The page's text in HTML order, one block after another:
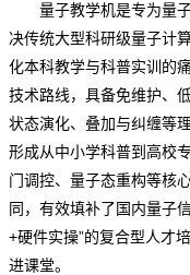
量子教学机是专为量子
决传统大型科研级量子计
化本科教学与科普实训的
技术路线，具备免维护、
状态演化、叠加与纠缠等
形成从中小学科普到高校
门调控、量子态重构等核
同，有效填补了国内量子
+硬件实操”的复合型人才
进课堂。